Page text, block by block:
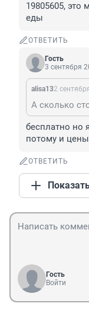
19805605, это
еды
ОТВЕТИТЬ
Гость
3 сентября
alisa132
А сколько
бесплатно но
потому и
ОТВЕТИТЬ
Гость
Войти